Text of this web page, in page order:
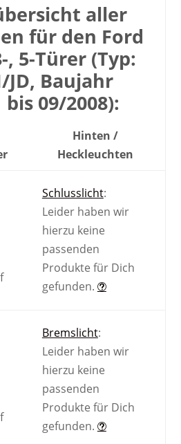
aller
für den Ford
, 5-Türer (Typ:
JD, Baujahr
bis 09/2008):
Hinten /
Heck­leuchten
Schlusslicht:
Leider haben wir
hierzu keine
passenden
Produkte für Dich
gefunden.
Bremslicht:
Leider haben wir
hierzu keine
passenden
Produkte für Dich
gefunden.